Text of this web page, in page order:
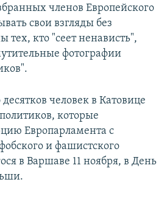
членов Европейского
свои взгляды без
тех, кто "сеет ненависть",
фотографии
человек в Катовице
которые
Европарламента с
и фашистского
в Варшаве 11 ноября, в День